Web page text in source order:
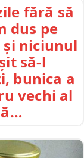
fără să
dus pe
niciunul
să-l
bunica a
vechi al